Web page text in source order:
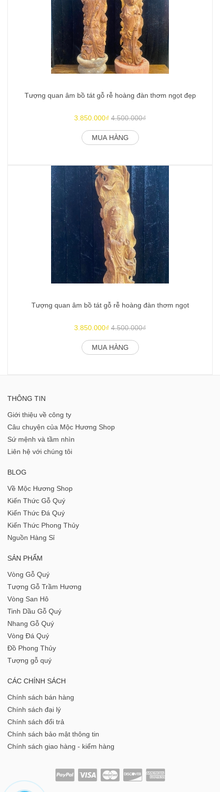
Tượng quan âm bồ tát gỗ rễ hoàng đàn thơm ngọt đẹp
3.850.000₫ 4.500.000₫
MUA HÀNG
Tượng quan âm bồ tát gỗ rễ hoàng đàn thơm ngọt
3.850.000₫ 4.500.000₫
MUA HÀNG
THÔNG TIN
Giới thiệu về công ty
Câu chuyện của Mộc Hương Shop
Sứ mệnh và tầm nhìn
Liên hệ với chúng tôi
BLOG
Về Mộc Hương Shop
Kiến Thức Gỗ Quý
Kiến Thức Đá Quý
Kiến Thức Phong Thủy
Nguồn Hàng Sỉ
SẢN PHẨM
Vòng Gỗ Quý
Tượng Gỗ Trầm Hương
Vòng San Hô
Tinh Dầu Gỗ Quý
Nhang Gỗ Quý
Vòng Đá Quý
Đồ Phong Thủy
Tượng gỗ quý
CÁC CHÍNH SÁCH
Chính sách bán hàng
Chính sách đại lý
Chính sách đổi trả
Chính sách bảo mật thông tin
Chính sách giao hàng - kiểm hàng